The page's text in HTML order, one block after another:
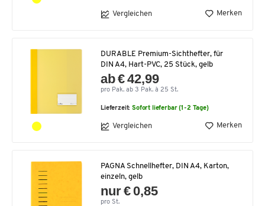
Vergleichen Merken
DURABLE Premium-Sichthefter, für
DIN A4, Hart-PVC, 25 Stück, gelb
ab € 42,99
pro Pak. ab 3 Pak. à 25 St.
Lieferzeit:Sofort lieferbar (1-2 Tage)
Vergleichen Merken
PAGNA Schnellhefter, DIN A4, Karton,
einzeln, gelb
nur € 0,85
pro St.